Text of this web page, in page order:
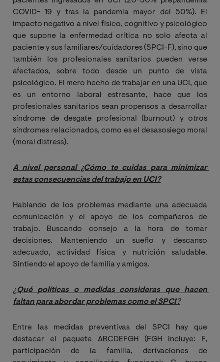
COVID- 19 y tras la pandemia mayor del 50%). El
impacto negativo a nivel físico, cognitivo y psicológico
que supone la enfermedad crítica no solo afecta al
paciente y sus familiares/cuidadores (SPCI-F), sino que
también los profesionales sanitarios pueden verse
afectados, sobre todo desde un punto de vista
psicológico. El mero hecho de trabajar en una UCI, que
es un entorno laboral estresante, hace que los
profesionales sanitarios sean propensos a desarrollar
síndrome de desgate profesional (burnout) y otros
síndromes relacionados, como es el desasosiego moral
(moral distress).
A nivel personal ¿Cómo te cuidas para minimizar
estas consecuencias del trabajo en UCI?
Hablando de los problemas mediante una adecuada
comunicación y el apoyo de los compañeros de
trabajo. Buscando consejo a la hora de tomar
decisiones. Manteniendo un sueño y descanso
adecuado, actividad física y nutrición saludable.
Sintiendo el apoyo de familia y amigos.
¿Qué políticas o medidas consideras que hacen
faltan para abordar problemas como el SPCI?
Entre las medidas preventivas del SPCI hay que
destacar el paquete ABCDEFGH (FGH incluye: F,
participación de la familia, derivaciones de